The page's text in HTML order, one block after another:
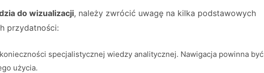
do wizualizacji, należy zwrócić uwagę na kilka podstawowych
przydatności:
specjalistycznej wiedzy analitycznej. Nawigacja powinna być
użycia.